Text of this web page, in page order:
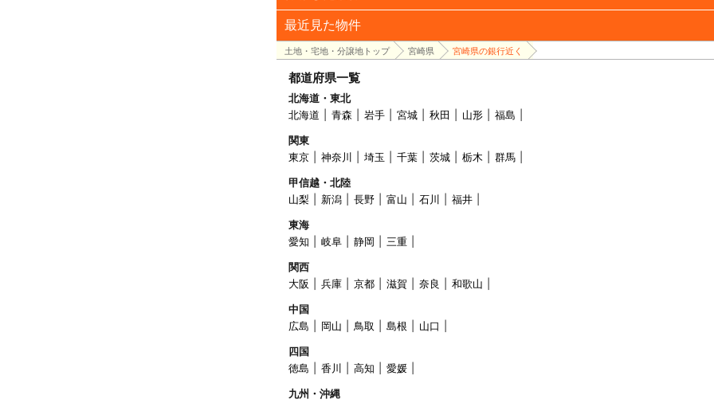
最近見た物件
土地・宅地・分譲地トップ 宮崎県 宮崎県の銀行近く
都道府県一覧
北海道・東北
北海道
青森 岩手 宮城 秋田 山形
福島
関東
東京
神奈川 埼玉 千葉 茨城 栃木
群馬
甲信越・北陸
山梨
新潟 長野 富山 石川
福井
東海
愛知
岐阜 静岡
三重
関西
大阪
兵庫 京都 滋賀 奈良
和歌山
中国
広島
岡山 鳥取 島根
山口
四国
徳島
香川 高知
愛媛
九州・沖縄